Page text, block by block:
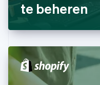
te beheren
Hongarije
Hongkong SAR,
Ierland
English
India
English